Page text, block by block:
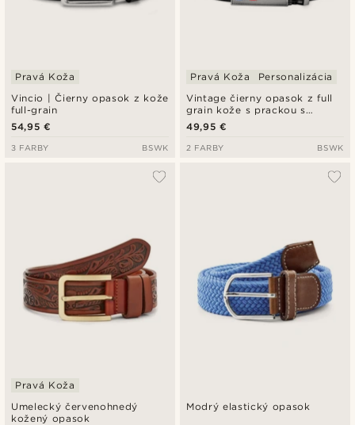
Vincio | Čierny opasok z kože
full-grain
Pravá Koža
54,95 €
3 FARBY BSWK
Vintage čierny opasok z full
grain kože s prackou s
automatickým uzatváraním
Pravá Koža Personalizácia
49,95 €
2 FARBY BSWK
Umelecký červenohnedý
kožený opasok
Pravá Koža
Modrý elastický opasok